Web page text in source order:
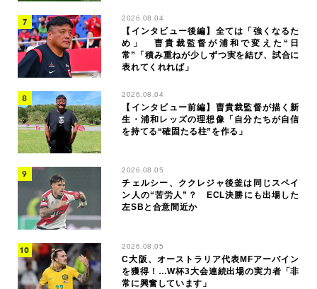
2026.08.04
【インタビュー後編】全ては「強くなるた
め」 曺貴裁監督が浦和で変えた“日
常”「積み重ねが少しずつ実を結び、試合に
表れてくれれば」
2026.08.04
【インタビュー前編】曺貴裁監督が描く新
生・浦和レッズの理想像「自分たちが自信
を持てる“確固たる柱”を作る」
2026.08.05
チェルシー、ククレジャ後釜は同じスペイ
ン人の“苦労人”？ ECL決勝にも出場した
左SBと合意間近か
2026.08.05
C大阪、オーストラリア代表MFアーバイン
を獲得！…W杯3大会連続出場の実力者「非
常に興奮しています」